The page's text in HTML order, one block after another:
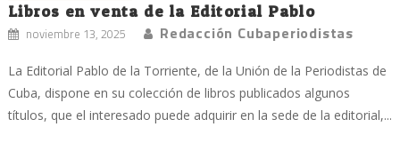
Libros en venta de la Editorial Pablo
noviembre 13, 2025 Redacción Cubaperiodistas
La Editorial Pablo de la Torriente, de la Unión de la Periodistas de
Cuba, dispone en su colección de libros publicados algunos
títulos, que el interesado puede adquirir en la sede de la editorial,...